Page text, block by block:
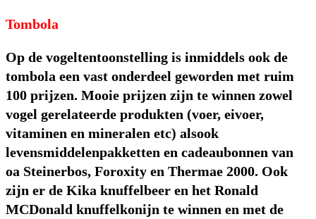
Tombola
Op de vogeltentoonstelling is inmiddels ook de
tombola een vast onderdeel geworden met ruim
100 prijzen. Mooie prijzen zijn te winnen zowel
vogel gerelateerde produkten (voer, eivoer,
vitaminen en mineralen etc) alsook
levensmiddelenpakketten en cadeaubonnen van
oa Steinerbos, Foroxity en Thermae 2000. Ook
zijn er de Kika knuffelbeer en het Ronald
MCDonald knuffelkonijn te winnen en met de